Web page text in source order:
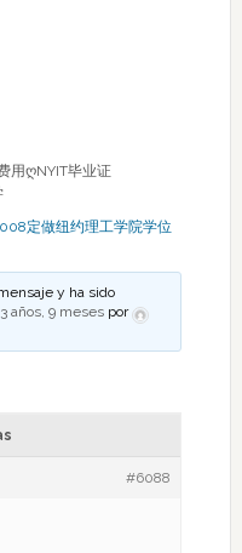
用ღNYIT毕业证
定做纽约理工学院学位
y ha sido
años, 9 meses por
#6088